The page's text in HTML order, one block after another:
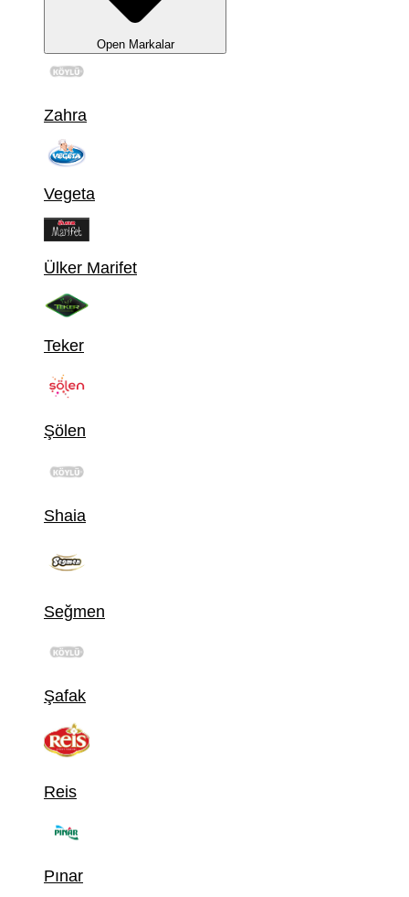
Open Markalar
Zahra
Vegeta
Ülker Marifet
Teker
Şölen
Shaia
Seğmen
Şafak
Reis
Pınar